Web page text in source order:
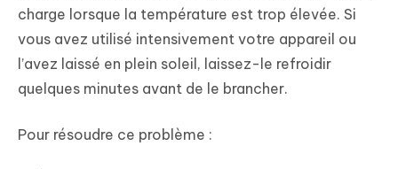
charge lorsque la température est trop élevée. Si
vous avez utilisé intensivement votre appareil ou
l’avez laissé en plein soleil, laissez-le refroidir
quelques minutes avant de le brancher.
Pour résoudre ce problème :